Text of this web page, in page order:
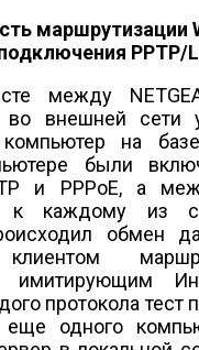
маршрутизации
PPTP/
между
внешней сети
компьютер на
были
и PPPoE, а
к каждому из
обмен
имитирующим
протокола тест
еще одного